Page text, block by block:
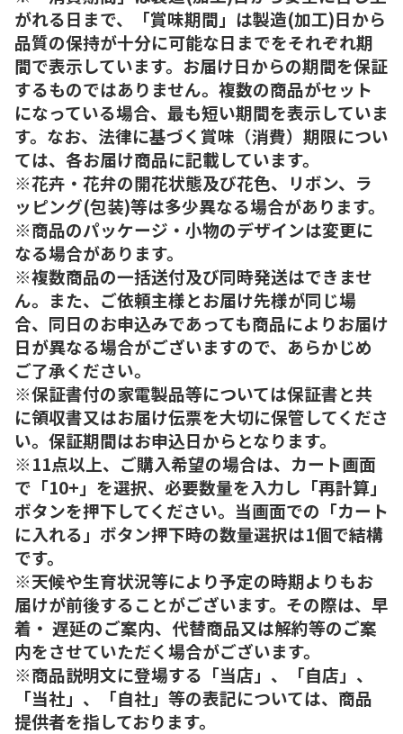
がれる日まで、「賞味期間」は製造(加工)日から
品質の保持が十分に可能な日までをそれぞれ期
間で表示しています。お届け日からの期間を保証
するものではありません。複数の商品がセット
になっている場合、最も短い期間を表示していま
す。なお、法律に基づく賞味（消費）期限につい
ては、各お届け商品に記載しています。
※花卉・花弁の開花状態及び花色、リボン、ラ
ッピング(包装)等は多少異なる場合があります。
※商品のパッケージ・小物のデザインは変更に
なる場合があります。
※複数商品の一括送付及び同時発送はできませ
ん。また、ご依頼主様とお届け先様が同じ場
合、同日のお申込みであっても商品によりお届け
日が異なる場合がございますので、あらかじめ
ご了承ください。
※保証書付の家電製品等については保証書と共
に領収書又はお届け伝票を大切に保管してくださ
い。保証期間はお申込日からとなります。
※11点以上、ご購入希望の場合は、カート画面
で「10+」を選択、必要数量を入力し「再計算」
ボタンを押下してください。当画面での「カート
に入れる」ボタン押下時の数量選択は1個で結構
です。
※天候や生育状況等により予定の時期よりもお
届けが前後することがございます。その際は、早
着・ 遅延のご案内、代替商品又は解約等のご案
内をさせていただく場合がございます。
※商品説明文に登場する「当店」、「自店」、
「当社」、「自社」等の表記については、商品
提供者を指しております。